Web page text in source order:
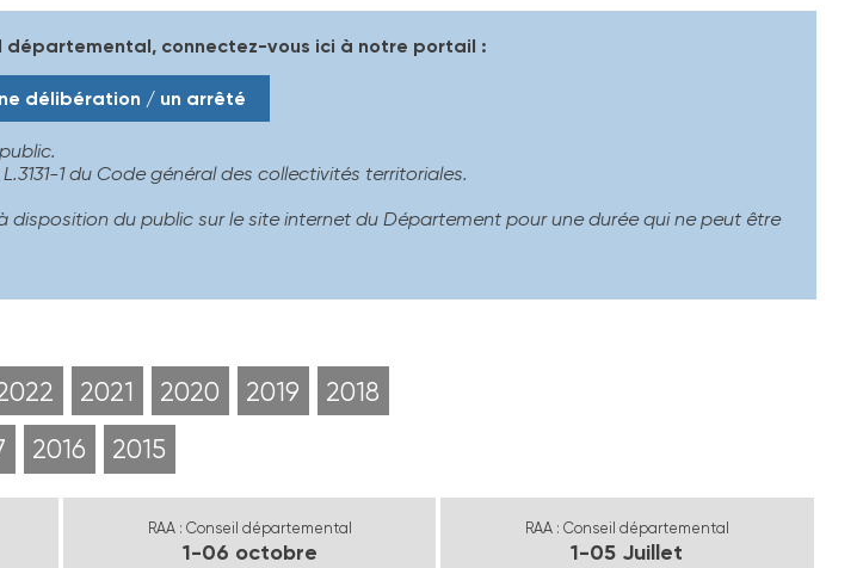
départemental, connectez-vous ici à notre portail :
délibération / un arrêté
1 du Code général des collectivités territoriales.
du public sur le site internet du Département pour une durée qui ne peut être
2021 2020 2019
2018
2016 2015
RAA : Conseil départemental
1-06 octobre
RAA : Conseil départemental
1-05 Juillet